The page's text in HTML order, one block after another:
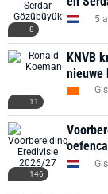
8
5
11
KNVB
nieuwe
146